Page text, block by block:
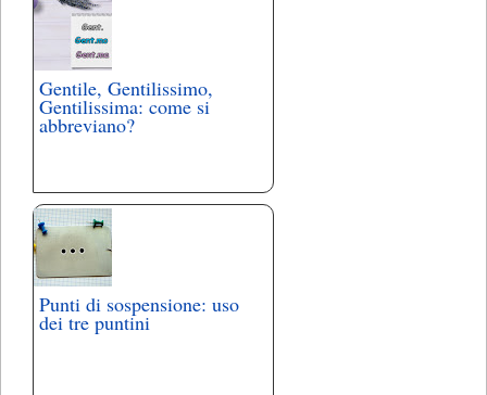
Gentile, Gentilissimo,
Gentilissima: come si
abbreviano?
Punti di sospensione: uso
dei tre puntini